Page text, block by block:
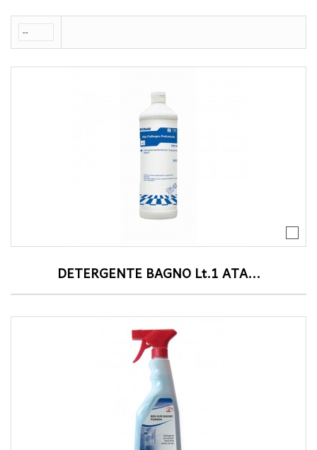
DETERGENTE BAGNO Lt.1 ATA...